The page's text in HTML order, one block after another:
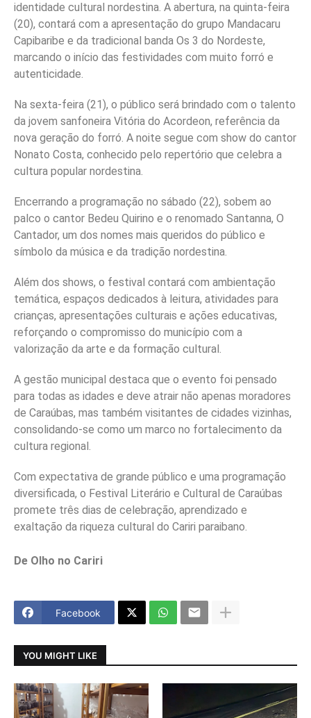
identidade cultural nordestina. A abertura, na quinta-feira
(20), contará com a apresentação do grupo Mandacaru
Capibaribe e da tradicional banda Os 3 do Nordeste,
marcando o início das festividades com muito forró e
autenticidade.
Na sexta-feira (21), o público será brindado com o talento
da jovem sanfoneira Vitória do Acordeon, referência da
nova geração do forró. A noite segue com show do cantor
Nonato Costa, conhecido pelo repertório que celebra a
cultura popular nordestina.
Encerrando a programação no sábado (22), sobem ao
palco o cantor Bedeu Quirino e o renomado Santanna, O
Cantador, um dos nomes mais queridos do público e
símbolo da música e da tradição nordestina.
Além dos shows, o festival contará com ambientação
temática, espaços dedicados à leitura, atividades para
crianças, apresentações culturais e ações educativas,
reforçando o compromisso do município com a
valorização da arte e da formação cultural.
A gestão municipal destaca que o evento foi pensado
para todas as idades e deve atrair não apenas moradores
de Caraúbas, mas também visitantes de cidades vizinhas,
consolidando-se como um marco no fortalecimento da
cultura regional.
Com expectativa de grande público e uma programação
diversificada, o Festival Literário e Cultural de Caraúbas
promete três dias de celebração, aprendizado e
exaltação da riqueza cultural do Cariri paraibano.
De Olho no Cariri
Facebook
YOU MIGHT LIKE